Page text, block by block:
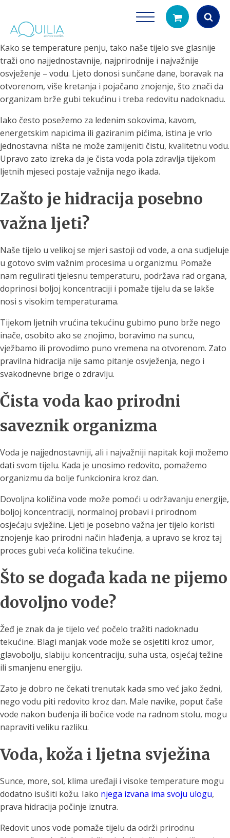
Products
search
Kako se temperature penju, tako naše tijelo sve glasnije
traži ono najjednostavnije, najprirodnije i najvažnije
osvježenje – vodu. Ljeto donosi sunčane dane, boravak na
otvorenom, više kretanja i pojačano znojenje, što znači da
organizam brže gubi tekućinu i treba redovitu nadoknadu.
Iako često posežemo za ledenim sokovima, kavom,
energetskim napicima ili gaziranim pićima, istina je vrlo
jednostavna: ništa ne može zamijeniti čistu, kvalitetnu vodu.
Upravo zato izreka da je čista voda pola zdravlja tijekom
ljetnih mjeseci postaje važnija nego ikada.
Zašto je hidracija posebno
važna ljeti?
Naše tijelo u velikoj se mjeri sastoji od vode, a ona sudjeluje
u gotovo svim važnim procesima u organizmu. Pomaže
nam regulirati tjelesnu temperaturu, podržava rad organa,
doprinosi boljoj koncentraciji i pomaže tijelu da se lakše
nosi s visokim temperaturama.
Tijekom ljetnih vrućina tekućinu gubimo puno brže nego
inače, osobito ako se znojimo, boravimo na suncu,
vježbamo ili provodimo puno vremena na otvorenom. Zato
pravilna hidracija nije samo pitanje osvježenja, nego i
svakodnevne brige o zdravlju.
Čista voda kao prirodni
saveznik organizma
Voda je najjednostavniji, ali i najvažniji napitak koji možemo
dati svom tijelu. Kada je unosimo redovito, pomažemo
organizmu da bolje funkcionira kroz dan.
Dovoljna količina vode može pomoći u održavanju energije,
boljoj koncentraciji, normalnoj probavi i prirodnom
osjećaju svježine. Ljeti je posebno važna jer tijelo koristi
znojenje kao prirodni način hlađenja, a upravo se kroz taj
proces gubi veća količina tekućine.
Što se događa kada ne pijemo
dovoljno vode?
Žeđ je znak da je tijelo već počelo tražiti nadoknadu
tekućine. Blagi manjak vode može se osjetiti kroz umor,
glavobolju, slabiju koncentraciju, suha usta, osjećaj težine
ili smanjenu energiju.
Zato je dobro ne čekati trenutak kada smo već jako žedni,
nego vodu piti redovito kroz dan. Male navike, poput čaše
vode nakon buđenja ili bočice vode na radnom stolu, mogu
napraviti veliku razliku.
Voda, koža i ljetna svježina
Sunce, more, sol, klima uređaji i visoke temperature mogu
dodatno isušiti kožu. Iako njega izvana ima svoju ulogu,
prava hidracija počinje iznutra.
Redovit unos vode pomaže tijelu da održi prirodnu
Tuš glave
filtriranje vode za tuširanje
Vrčevi za
Potpuno prijenosno